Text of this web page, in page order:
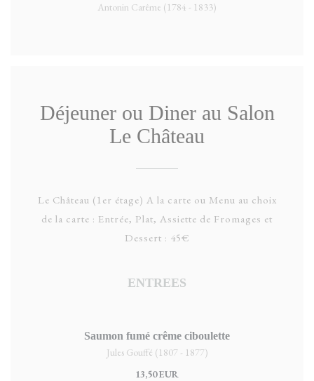
Antonin Carême (1784 - 1833)
Déjeuner ou Diner au Salon
Le Château
Le Château (1er étage) A la carte ou Menu au choix
de la carte : Entrée, Plat, Assiette de Fromages et
Dessert : 45€
ENTREES
Saumon fumé crême ciboulette
Jules Gouffé (1807 - 1877)
13,50 EUR